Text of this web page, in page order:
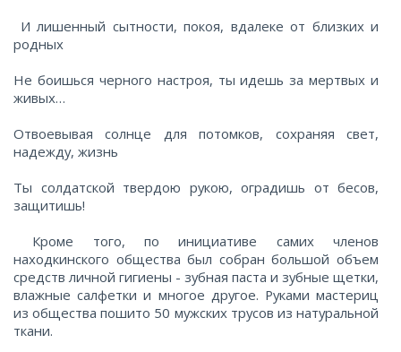
И лишенный сытности, покоя, вдалеке от близких и
родных
Не боишься черного настроя, ты идешь за мертвых и
живых…
Отвоевывая солнце для потомков, сохраняя свет,
надежду, жизнь
Ты солдатской твердою рукою, оградишь от бесов,
защитишь!
Кроме того, по инициативе самих членов
находкинского общества был собран большой объем
средств личной гигиены - зубная паста и зубные щетки,
влажные салфетки и многое другое. Руками мастериц
из общества пошито 50 мужских трусов из натуральной
ткани.
10000